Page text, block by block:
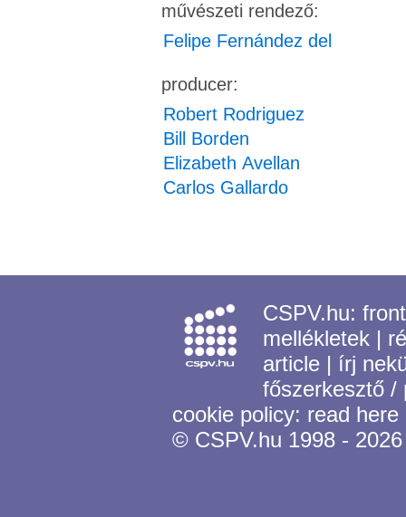
művészeti rendező:
Felipe Fernández del
producer:
Robert Rodriguez
Bill Borden
Elizabeth Avellan
Carlos Gallardo
CSPV.hu:
mellékletek |
article | írj
főszerkesztő
cookie policy: read here
© CSPV.hu 1998 - 2026